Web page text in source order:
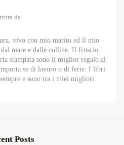
da
vivo con mio marito ed il mio
dal mare e dalle colline. Il fruscio
stampata sono il miglior regalo al
se di lavoro o di ferie. I libri
e sono tra i miei migliori
Posts